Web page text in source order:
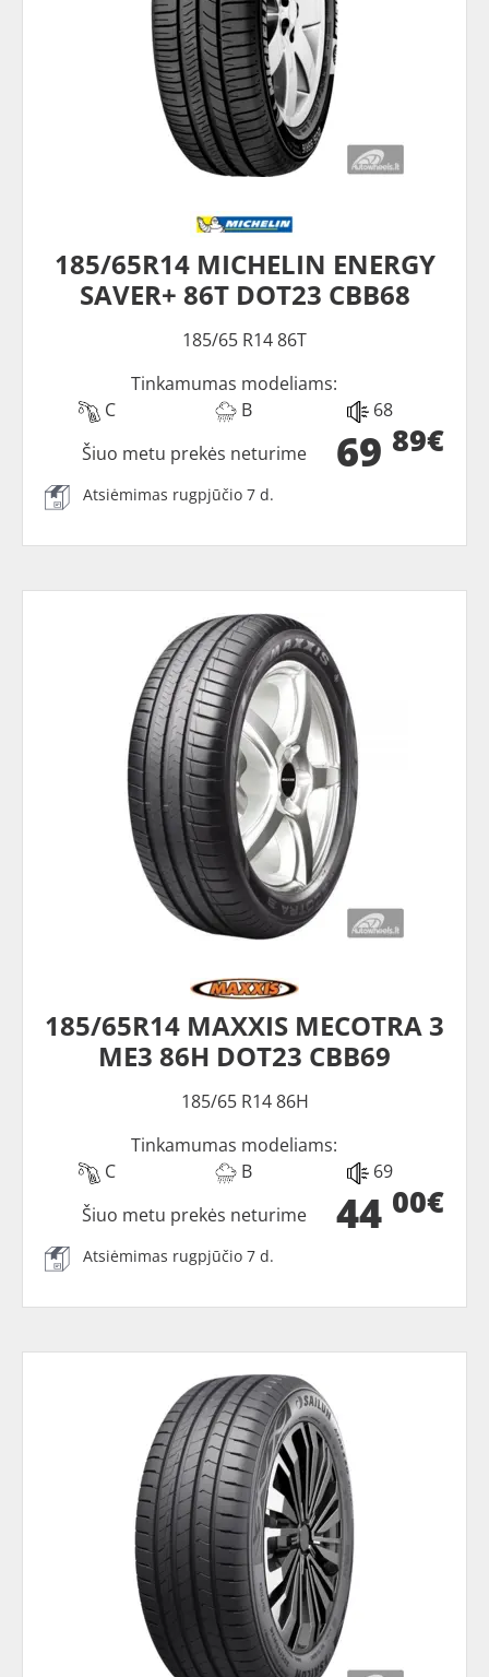
185/65R14 MICHELIN ENERGY
SAVER+ 86T DOT23 CBB68
185/65 R14 86T
Tinkamumas modeliams:
C
B 68
69 89€
Šiuo metu prekės neturime
Atsiėmimas rugpjūčio 7 d.
185/65R14 MAXXIS MECOTRA 3
ME3 86H DOT23 CBB69
185/65 R14 86H
Tinkamumas modeliams:
C
B 69
44 00€
Šiuo metu prekės neturime
Atsiėmimas rugpjūčio 7 d.